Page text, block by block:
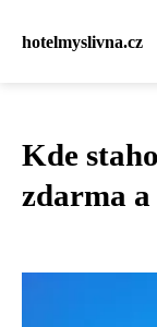
hotelmyslivna.cz
Kde
zdarma a